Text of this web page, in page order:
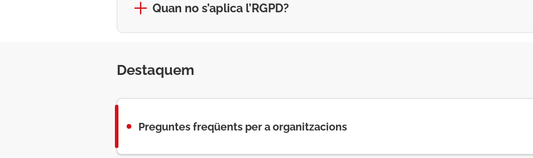
Quan no s’aplica l’RGPD?
Destaquem
Preguntes freqüents per a organitzacions